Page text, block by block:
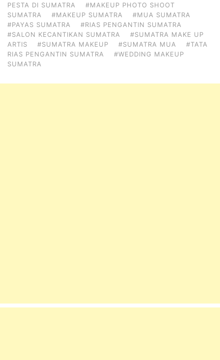
PESTA DI SUMATRA
#MAKEUP PHOTO SHOOT
SUMATRA
#MAKEUP SUMATRA
#MUA SUMATRA
#PAYAS SUMATRA
#RIAS PENGANTIN SUMATRA
#SALON KECANTIKAN SUMATRA
#SUMATRA MAKE UP
ARTIS
#SUMATRA MAKEUP #SUMATRA MUA
#TATA
RIAS PENGANTIN SUMATRA
#WEDDING MAKEUP
SUMATRA